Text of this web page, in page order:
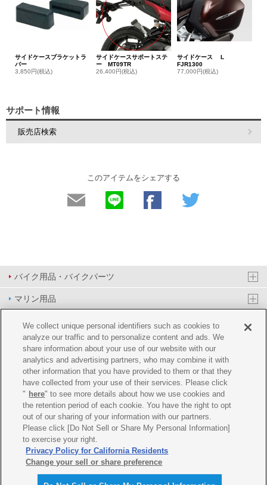
サイドケースブラケットラ
バー
3,850円(税込)
サイドケースサポートステ
ー MT09TR
26,400円(税込)
サイドケース L
FJR1300
77,000円(税込)
サポート情報
販売店検索
このアイテムをシェアする
バイク用品・バイクパーツ
マリン用品
PAS/YPJ用品
その他用品
イベント&エンターテイメント
オンラインショップ
企業情報
ご利用規約 推薦環境 プライバシーポリシー Cookie ポリシー
We collect unique personal identifiers such as cookies to
analyze our traffic and to personalize content and ads. We
share information about your use of our website with our
analytics and advertising partners, who may combine it with
other information that you have provided to them or that they
have collected from your use of their services. Please click
" here" to see more details about how we use cookies and
the retention period of each cookie. You have the right to opt
out of our sharing of your information with our partners.
Please click [Do Not Sell or Share My Personal Information]
to exercise your right.
Privacy Policy for California Residents
Change your sell or share preference